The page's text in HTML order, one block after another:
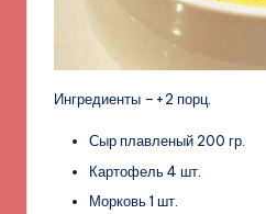
Ингредиенты –+2 порц.
Сыр плавленый 200 гр.
Картофель 4 шт.
Морковь 1 шт.